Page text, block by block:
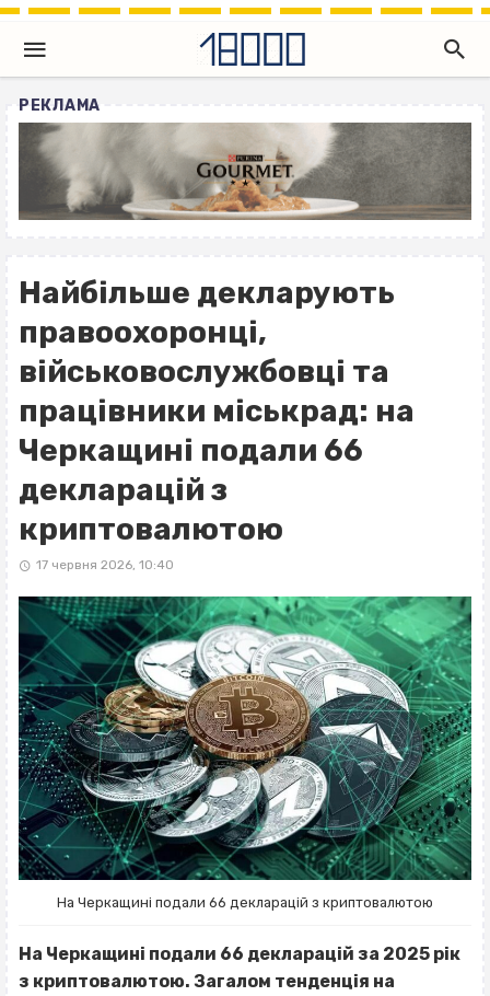
РЕКЛАМА
Найбільше декларують
правоохоронці,
військовослужбовці та
працівники міськрад: на
Черкащині подали 66
декларацій з
криптовалютою
17 червня 2026, 10:40
На Черкащині подали 66 декларацій з криптовалютою
На Черкащині подали 66 декларацій за 2025 рік
з криптовалютою. Загалом тенденція на